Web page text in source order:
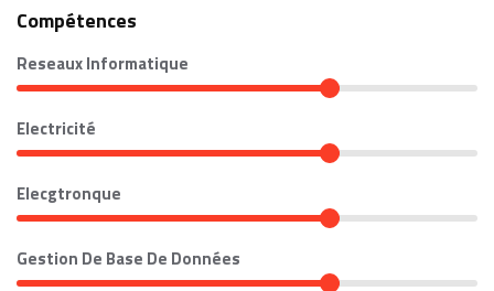
Compétences
Reseaux Informatique
Electricité
Elecgtronque
Gestion De Base De Données